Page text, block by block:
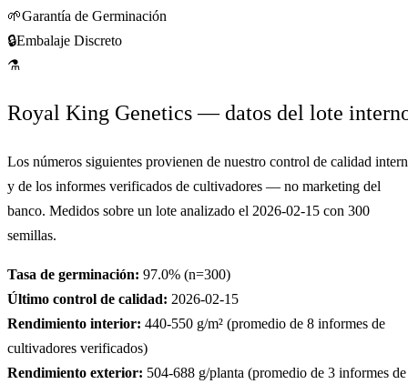
🌱Garantía de Germinación
🔒Embalaje Discreto
⚗
Royal King Genetics — datos del lote
Los números siguientes provienen de nuestro control de calidad
y de los informes verificados de cultivadores — no marketing del
banco. Medidos sobre un lote analizado el 2026-02-15 con 300
semillas.
Tasa de germinación: 97.0% (n=300)
Último control de calidad: 2026-02-15
Rendimiento interior: 440-550 g/m² (promedio de 8 informes de
cultivadores verificados)
Rendimiento exterior: 504-688 g/planta (promedio de 3 informes de